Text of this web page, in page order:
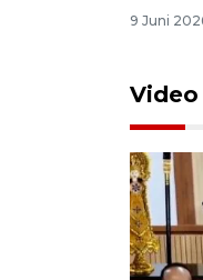
9 Juni